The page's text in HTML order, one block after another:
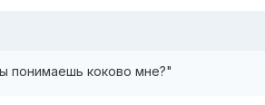
понимаешь коково мне?"